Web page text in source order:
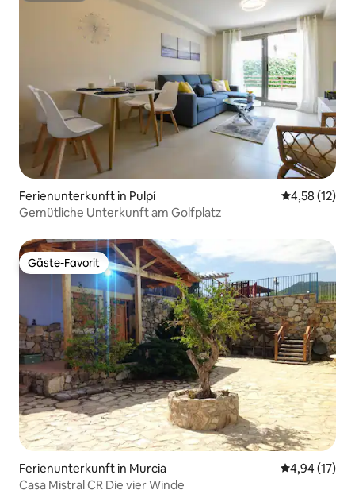
Ferienunterkunft in Pulpí
4,58 (12)
Gemütliche Unterkunft am Golfplatz
Gäste-Favorit
Gäste-Favorit
Ferienunterkunft in Murcia
4,94 (17)
Casa Mistral CR Die vier Winde